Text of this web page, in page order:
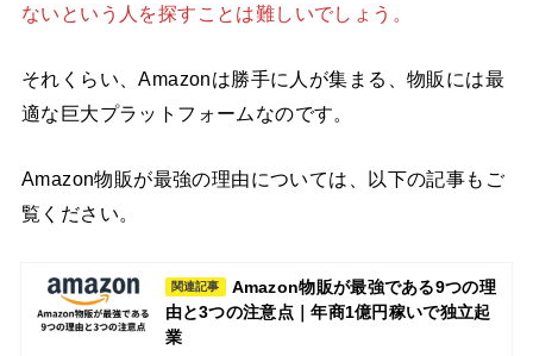
ないという人を探すことは難しいでしょう。
それくらい、Amazonは勝手に人が集まる、物販には最
適な巨大プラットフォームなのです。
Amazon物販が最強の理由については、以下の記事もご
覧ください。
関連記事
Amazon物販が最強である9つの理
由と3つの注意点｜年商1億円稼いで独立起
業